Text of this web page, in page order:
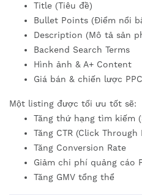
Title (Tiêu đề)
Bullet Points (Điểm nổi
Description (Mô tả sản
Backend Search Terms
Hình ảnh & A+ Content
Giá bán & chiến lược PPC
Một listing được tối ưu tốt sẽ:
Tăng thứ hạng tìm kiếm
Tăng CTR (Click Through
Tăng Conversion Rate
Giảm chi phí quảng cáo
Tăng GMV tổng thể